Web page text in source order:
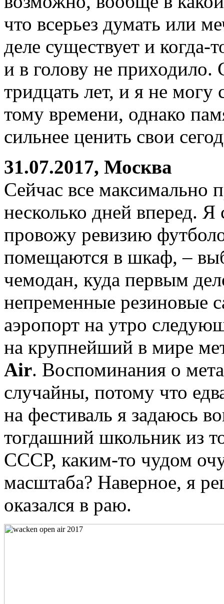
что всерьез думать или
деле существует и
и в голову не
тридцать лет, и я не могу
тому времени, однако
сильнее ценить свои
31.07.2017, Москва
Сейчас все максимально
несколько дней вперед.
провожу ревизию
помещаются в шкаф, –
чемодан, куда первым
непременные резиновые
аэропорт на утро
на крупнейший в мире
Air. Воспоминания о
случайны, потому что
на фестиваль я задаюсь
тогдашний школьник из
СССР, каким-то чудом
масштаба? Наверное, я
оказался в раю.